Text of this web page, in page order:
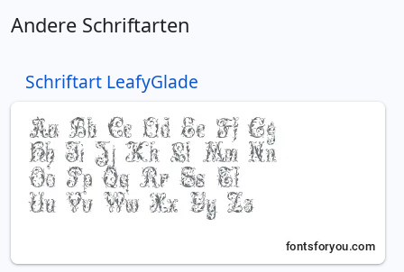
Andere Schriftarten
Schriftart LeafyGlade